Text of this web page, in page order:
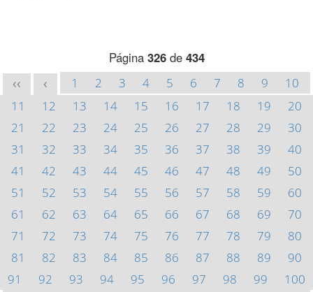
Página 326de 434
<< < 1 2 3 4 5 6 7 8 9
10
11
12 13 14 15 16 17 18 19
20
21
22 23 24 25 26 27 28 29
30
31
32 33 34 35 36 37 38 39
40
41
42 43 44 45 46 47 48 49
50
51
52 53 54 55 56 57 58 59
60
61
62 63 64 65 66 67 68 69
70
71
72 73 74 75 76 77 78 79
80
81
82 83 84 85 86 87 88 89
90
91
92 93 94 95 96 97 98 99
100